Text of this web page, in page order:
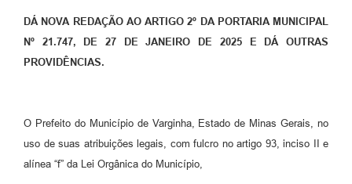
DÁ NOVA REDAÇÃO AO ARTIGO 2º DA PORTARIA MUNICIPAL
Nº 21.747, DE 27 DE JANEIRO DE 2025 E DÁ OUTRAS
PROVIDÊNCIAS.
O Prefeito do Município de Varginha, Estado de Minas Gerais, no
uso de suas atribuições legais, com fulcro no artigo 93, inciso II e
alínea “f” da Lei Orgânica do Município,